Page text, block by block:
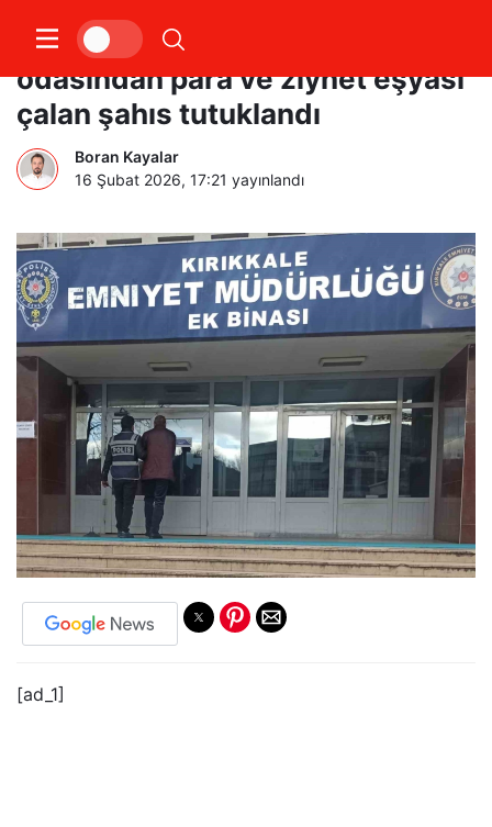
Hastanede güvenlik görevlisinin
odasından para ve ziynet eşyası
çalan şahıs tutuklandı
Boran Kayalar
16 Şubat 2026, 17:21 yayınlandı
[ad_1]